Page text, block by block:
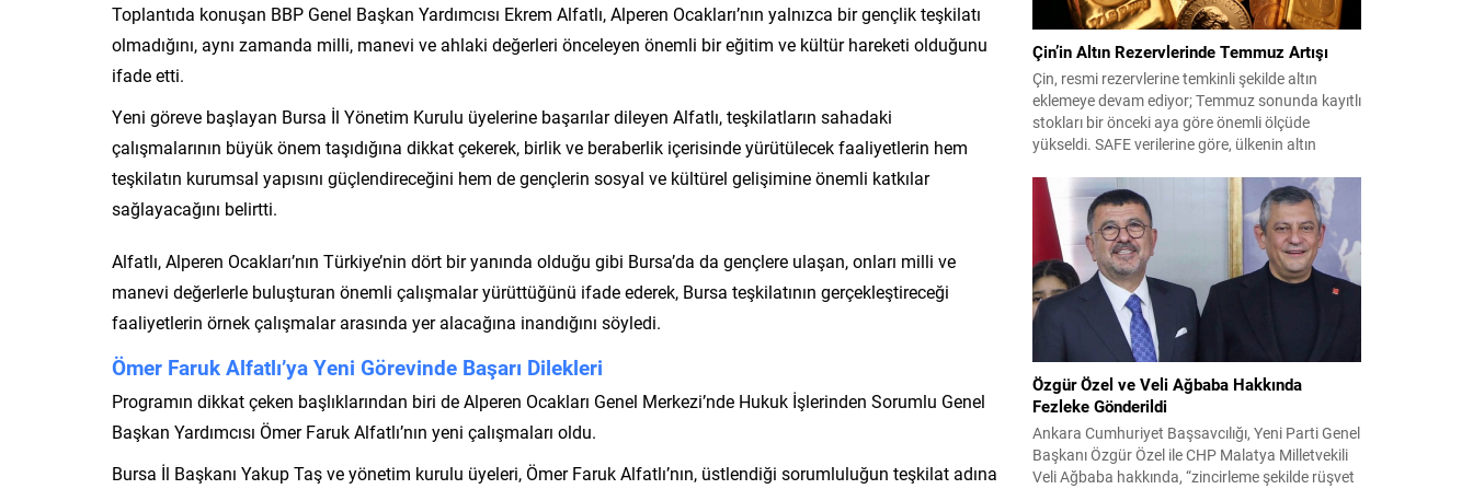
Toplantıda konuşan BBP Genel Başkan Yardımcısı Ekrem Alfatlı, Alperen Ocakları’nın yalnızca bir gençlik teşkilatı
olmadığını, aynı zamanda milli, manevi ve ahlaki değerleri önceleyen önemli bir eğitim ve kültür hareketi olduğunu
ifade etti.
Yeni göreve başlayan Bursa İl Yönetim Kurulu üyelerine başarılar dileyen Alfatlı, teşkilatların sahadaki
çalışmalarının büyük önem taşıdığına dikkat çekerek, birlik ve beraberlik içerisinde yürütülecek faaliyetlerin hem
teşkilatın kurumsal yapısını güçlendireceğini hem de gençlerin sosyal ve kültürel gelişimine önemli katkılar
sağlayacağını belirtti.
Alfatlı, Alperen Ocakları’nın Türkiye’nin dört bir yanında olduğu gibi Bursa’da da gençlere ulaşan, onları milli ve
manevi değerlerle buluşturan önemli çalışmalar yürüttüğünü ifade ederek, Bursa teşkilatının gerçekleştireceği
faaliyetlerin örnek çalışmalar arasında yer alacağına inandığını söyledi.
Ömer Faruk Alfatlı’ya Yeni Görevinde Başarı Dilekleri
Programın dikkat çeken başlıklarından biri de Alperen Ocakları Genel Merkezi’nde Hukuk İşlerinden Sorumlu Genel
Başkan Yardımcısı Ömer Faruk Alfatlı’nın yeni çalışmaları oldu.
Bursa İl Başkanı Yakup Taş ve yönetim kurulu üyeleri, Ömer Faruk Alfatlı’nın, üstlendiği sorumluluğun teşkilat adına
Çin’in Altın Rezervlerinde Temmuz Artışı
Çin, resmi rezervlerine temkinli şekilde altın
eklemeye devam ediyor; Temmuz sonunda kayıtlı
stokları bir önceki aya göre önemli ölçüde
yükseldi. SAFE verilerine göre, ülkenin altın
göstererek 76.080.000 ons seviyesine ulaştı. Bu
artış, Çin’in aylık alımlarında yıl içinde dikkat
çeken bir yükselişi temsil ediyor. Temmuz...
Özgür Özel ve Veli Ağbaba Hakkında
Fezleke Gönderildi
Ankara Cumhuriyet Başsavcılığı, Yeni Parti Genel
Başkanı Özgür Özel ile CHP Malatya Milletvekili
Veli Ağbaba hakkında, “zincirleme şekilde rüşvet